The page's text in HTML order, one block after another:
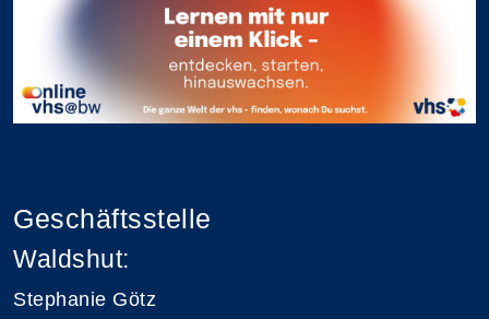
Geschäftsstelle
Waldshut:
Stephanie Götz